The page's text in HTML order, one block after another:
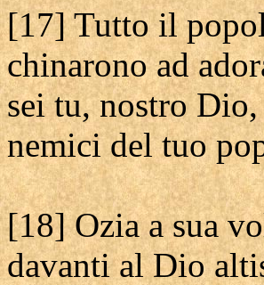
[17] Tutto il
chinarono ad
sei tu, nostro
nemici del tuo
[18] Ozia a sua
davanti al Dio